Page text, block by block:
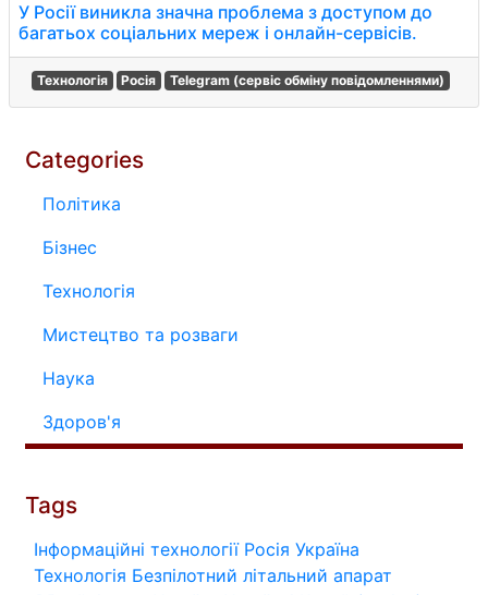
У Росії виникла значна проблема з доступом до
багатьох соціальних мереж і онлайн-сервісів.
Технологія Росія Telegram (сервіс обміну повідомленнями)
Categories
Політика
Бізнес
Технологія
Мистецтво та розваги
Наука
Здоров'я
Tags
Інформаційні технології Росія Україна
Технологія Безпілотний літальний апарат